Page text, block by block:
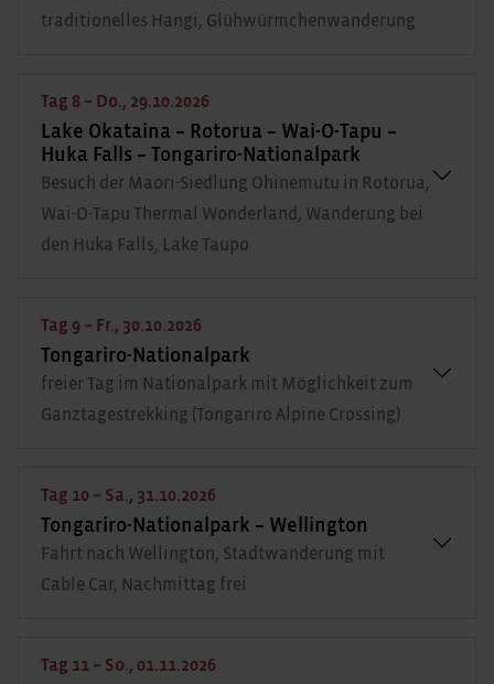
traditionelles Hangi, Glühwürmchenwanderung
Tag 8 – Do., 29.10.2026
Lake Okataina – Rotorua – Wai-O-Tapu –
Huka Falls – Tongariro-Nationalpark
Besuch der Maori-Siedlung Ohinemutu in Rotorua,
Wai-O-Tapu Thermal Wonderland, Wanderung bei
den Huka Falls, Lake Taupo
Tag 9 – Fr., 30.10.2026
Tongariro-Nationalpark
freier Tag im Nationalpark mit Möglichkeit zum
Ganztagestrekking (Tongariro Alpine Crossing)
Tag 10 – Sa., 31.10.2026
Tongariro-Nationalpark – Wellington
Fahrt nach Wellington, Stadtwanderung mit
Cable Car, Nachmittag frei
Tag 11 – So., 01.11.2026